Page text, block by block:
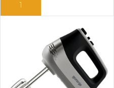
ДОДАЈ ВО КОШНИЦА